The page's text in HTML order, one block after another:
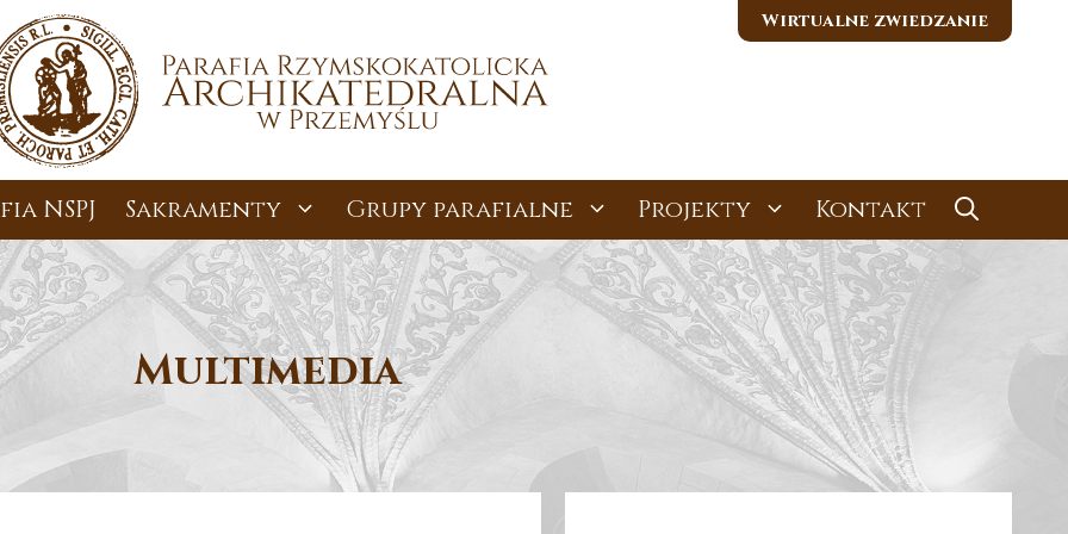
Wirtualne zwiedzanie
NSPJ Sakramenty Grupy parafialne Projekty Kontakt
Multimedia